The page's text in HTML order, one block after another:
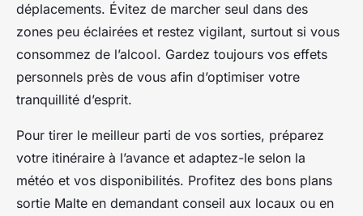
déplacements. Évitez de marcher seul dans des
zones peu éclairées et restez vigilant, surtout si vous
consommez de l’alcool. Gardez toujours vos effets
personnels près de vous afin d’optimiser votre
tranquillité d’esprit.
Pour tirer le meilleur parti de vos sorties, préparez
votre itinéraire à l’avance et adaptez-le selon la
météo et vos disponibilités. Profitez des bons plans
sortie Malte en demandant conseil aux locaux ou en